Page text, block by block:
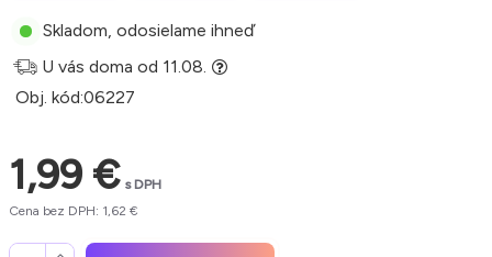
1,99 € s DPH
Cena bez DPH: 1,62 €
Skladom, odosielame ihneď
U vás doma od 11.08.
Obj. kód:06227